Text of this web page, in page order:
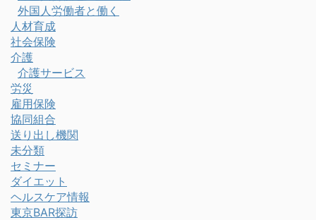
外国人労働者と働く
人材育成
社会保険
介護
介護サービス
労災
雇用保険
協同組合
送り出し機関
未分類
セミナー
ダイエット
ヘルスケア情報
東京BAR探訪